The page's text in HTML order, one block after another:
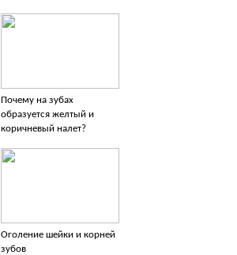
Почему на зубах
образуется желтый и
коричневый налет?
Оголение шейки и корней
зубов